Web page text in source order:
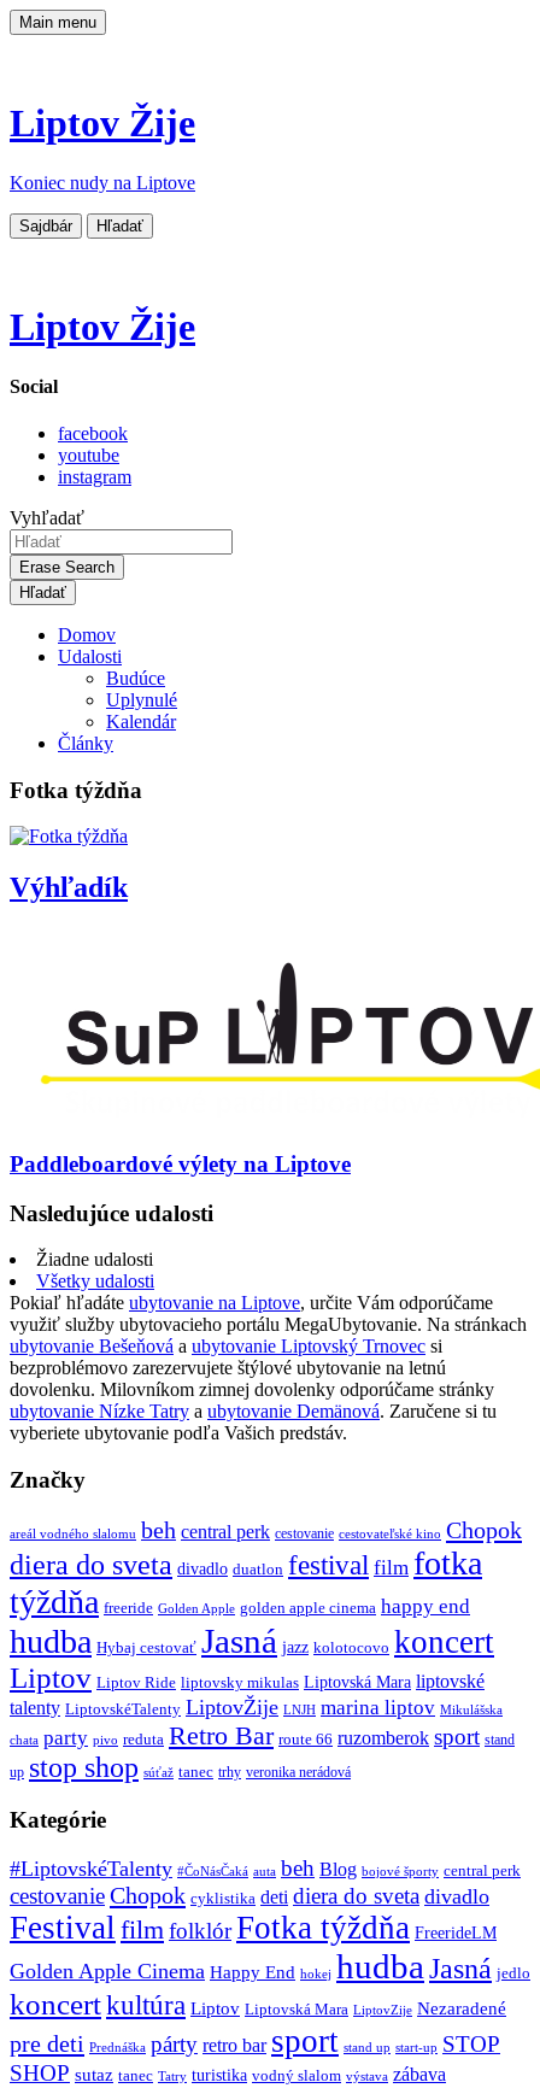
Main menu
Liptov Žije
Koniec nudy na Liptove
Sajdbár Hľadať
Liptov Žije
Social
facebook
youtube
instagram
Vyhľadať
Erase Search
Domov
Udalosti
Budúce
Uplynulé
Kalendár
Články
Fotka týždňa
Výhľadík
Paddleboardové výlety na Liptove
Nasledujúce udalosti
Žiadne udalosti
Všetky udalosti
Pokiaľ hľadáte ubytovanie na Liptove, určite Vám odporúčame
využiť služby ubytovacieho portálu MegaUbytovanie. Na stránkach
ubytovanie Bešeňová a ubytovanie Liptovský Trnovec si
bezproblémovo zarezervujete štýlové ubytovanie na letnú
dovolenku. Milovníkom zimnej dovolenky odporúčame stránky
ubytovanie Nízke Tatry a ubytovanie Demänová. Zaručene si tu
vyberiete ubytovanie podľa Vašich predstáv.
Značky
areál vodného slalomu beh central perk cestovanie cestovateľské kino Chopok
diera do sveta divadlo duatlon festival film fotka
týždňa freeride Golden Apple golden apple cinema happy end
hudba Hybaj cestovať Jasná jazz kolotocovo koncert
Liptov Liptov Ride liptovsky mikulas Liptovská Mara liptovské
talenty LiptovskéTalenty LiptovŽije LNJH marina liptov Mikulášska
chata party pivo reduta Retro Bar route 66 ruzomberok sport stand
up stop shop súťaž tanec trhy veronika nerádová
Kategórie
#LiptovskéTalenty #ČoNásČaká auta beh Blog bojové športy central perk
cestovanieChopok cyklistika deti diera do sveta divadlo
Festival filmfolklórFotka týždňa FreerideLM
Golden Apple Cinema Happy End hokej hudba Jasná jedlo
koncertkultúra Liptov Liptovská Mara LiptovZije Nezaradené
pre deti Prednáška párty retro bar sport stand up start-up STOP
SHOP sutaz tanec Tatry turistika vodný slalom výstava zábava